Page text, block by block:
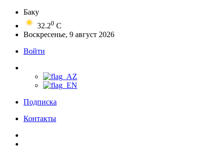
Баку
32.20 C
Воскресенье, 9 август 2026
Войти
Подписка
Контакты